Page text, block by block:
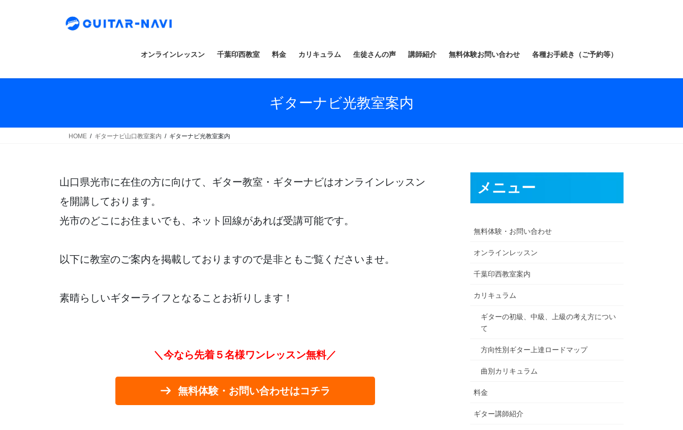
オンラインレッスン 千葉印西教室 料金 カリキュラム 生徒さんの声 講師紹介 無料体験お問い合わせ 各種お手続き（ご予約等）
ギターナビ光教室案内
HOME ギターナビ山口教室案内 ギターナビ光教室案内
山口県光市に在住の方に向けて、ギター教室・ギターナビはオンラインレッスン
を開講しております。
光市のどこにお住まいでも、ネット回線があれば受講可能です。
以下に教室のご案内を掲載しておりますので是非ともご覧くださいませ。
素晴らしいギターライフとなることお祈りします！
＼今なら先着５名様ワンレッスン無料／
無料体験・お問い合わせはコチラ
メニュー
無料体験・お問い合わせ
オンラインレッスン
千葉印西教室案内
カリキュラム
ギターの初級、中級、上級の考え方につい
て
方向性別ギター上達ロードマップ
曲別カリキュラム
料金
ギター講師紹介